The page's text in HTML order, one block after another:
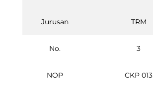
Jurusan TRM
No. 3
NOP CKP 013